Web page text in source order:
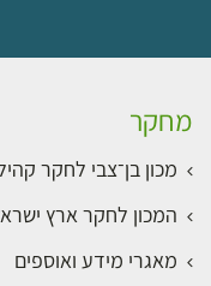
מחקר
מכון בן־צבי לחקר
המכון לחקר ארץ
מאגרי מידע ואוספים